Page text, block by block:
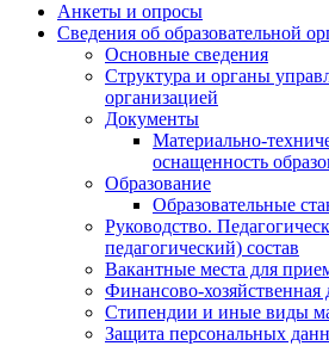
Анкеты и опросы
Сведения об образовательной
Основные сведения
Структура и органы
организацией
Документы
Материально-
оснащенность
Образование
Образовательные
Руководство.
педагогический) состав
Вакантные места для
Финансово-хозяйственная
Стипендии и иные виды
Защита персональных